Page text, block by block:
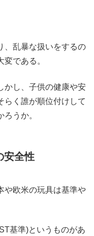
、乱暴な扱いをするの
である。
かし、子供の健康や安
らく誰が順位付けして
うか。
安全性
や欧米の玩具は基準や
基準)というものがあ